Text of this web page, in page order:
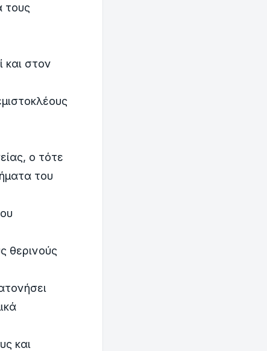
τους
και στον
ο τότε
του
θερινούς
και